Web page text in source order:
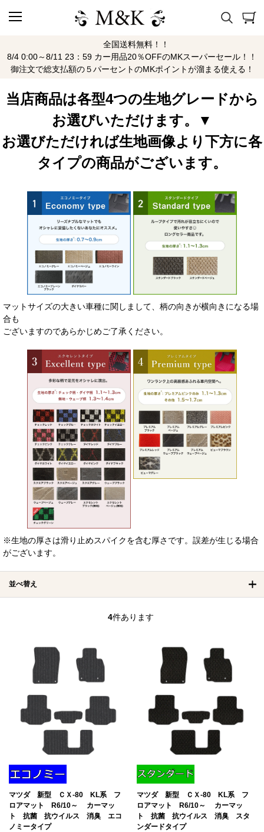
全国送料無料！！
8/4 0:00～8/11 23：59 カー用品20％OFFのMKスーパーセール！！
御注文で総支払額の５パーセントのMKポイントが溜まる使える！
KL系 R6/10～
当店商品は各型4つの生地グレードから
お選びいただけます。▼
お選びただければ生地画像より下方に各
タイプの商品がございます。
マットサイズの大きい車種に関しまして、柄の向きが横向きになる場
合も
ございますのであらかじめご了承ください。
※生地の厚さは滑り止めスパイクを含む厚さです。誤差が生じる場合
がございます。
並べ替え
4件あります
マツダ 新型 ＣＸ-80 KL系 フ
ロアマット R6/10～ カーマッ
ト 抗菌 抗ウイルス 消臭 エコ
ノミータイプ
マツダ 新型 ＣＸ-80 KL系 フ
ロアマット R6/10～ カーマッ
ト 抗菌 抗ウイルス 消臭 スタ
ンダードタイプ